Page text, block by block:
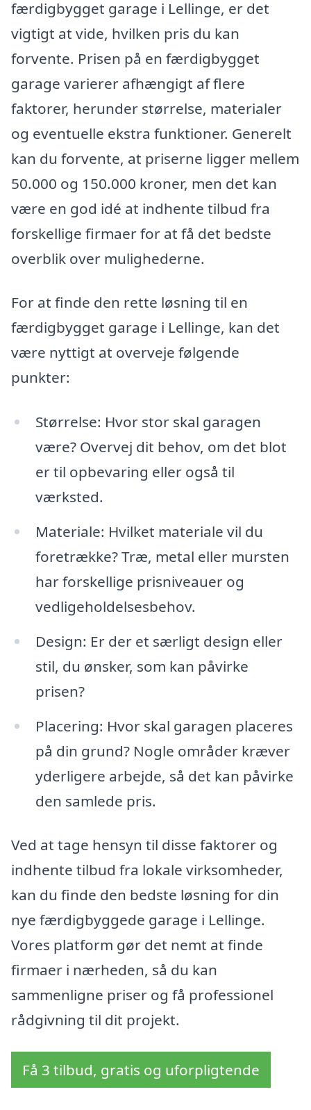
færdigbygget garage i Lellinge, er det
vigtigt at vide, hvilken pris du kan
forvente. Prisen på en færdigbygget
garage varierer afhængigt af flere
faktorer, herunder størrelse, materialer
og eventuelle ekstra funktioner. Generelt
kan du forvente, at priserne ligger mellem
50.000 og 150.000 kroner, men det kan
være en god idé at indhente tilbud fra
forskellige firmaer for at få det bedste
overblik over mulighederne.
For at finde den rette løsning til en
færdigbygget garage i Lellinge, kan det
være nyttigt at overveje følgende
punkter:
Størrelse: Hvor stor skal garagen
være? Overvej dit behov, om det blot
er til opbevaring eller også til
værksted.
Materiale: Hvilket materiale vil du
foretrække? Træ, metal eller mursten
har forskellige prisniveauer og
vedligeholdelsesbehov.
Design: Er der et særligt design eller
stil, du ønsker, som kan påvirke
prisen?
Placering: Hvor skal garagen placeres
på din grund? Nogle områder kræver
yderligere arbejde, så det kan påvirke
den samlede pris.
Ved at tage hensyn til disse faktorer og
indhente tilbud fra lokale virksomheder,
kan du finde den bedste løsning for din
nye færdigbyggede garage i Lellinge.
Vores platform gør det nemt at finde
firmaer i nærheden, så du kan
sammenligne priser og få professionel
rådgivning til dit projekt.
Få 3 tilbud, gratis og uforpligtende